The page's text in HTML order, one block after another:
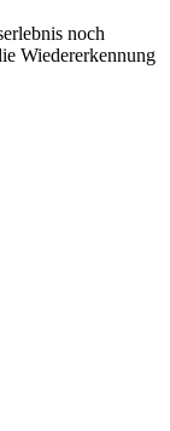
noch
Wiedererkennung